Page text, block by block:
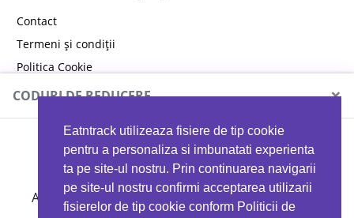
Eatntrack utilizeaza fisiere de tip cookie
pentru a personaliza si imbunatati experienta
ta pe site-ul nostru. Prin continuarea navigarii
pe site-ul nostru confirmi acceptarea utilizarii
fisierelor de tip cookie conform Politicii de
Contact
Termeni și condiții
Politica Cookie
Politica de confidențialitate
CODURI DE REDUCERE ×
MYPROTEIN
Ai 40%reducere la orice comandă folosind codul